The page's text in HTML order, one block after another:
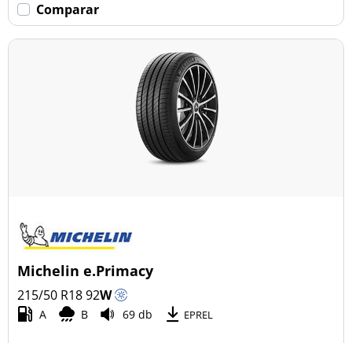
Comparar
Michelin e.Primacy
215/50 R1892W
A B 69 db EPREL